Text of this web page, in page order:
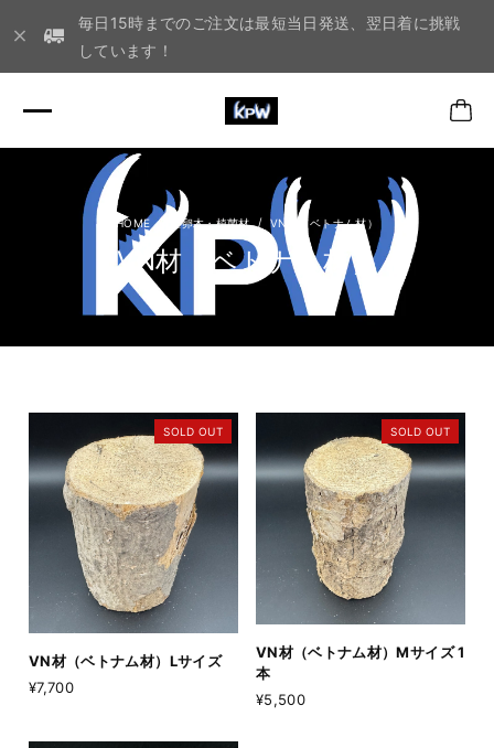
毎日15時までのご注文は最短当日発送、翌日着に挑戦
しています！
産卵木・植菌材 VN材（ベトナム材）
VN材（ベトナム材）
SOLD OUT
VN材（ベトナム材）Lサイズ
¥7,700
SOLD OUT
VN材（ベトナム材）Mサイズ 1
本
¥5,500